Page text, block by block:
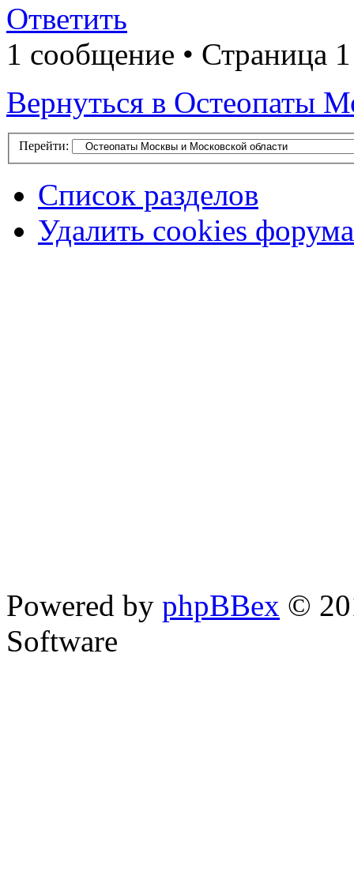
Ответить
1 сообщение • Страница
Вернуться в Остеопаты
Перейти:
Список разделов
Удалить cookies форума
Powered by phpBBex ©
Software